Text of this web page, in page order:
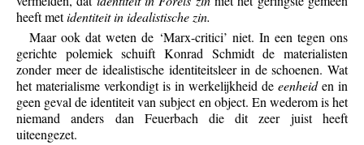
heeft metidentiteit in idealistische zin.
Maar ook dat weten de ‘Marx-critici’ niet. In een tegen ons
gerichte polemiek schuift Konrad Schmidt de materialisten
zonder meer de idealistische identiteitsleer in de schoenen. Wat
het materialisme verkondigt is in werkelijkheid de eenheiden in
geen geval de identiteit van subject en object. En wederom is het
niemand anders dan Feuerbach die dit zeer juist heeft
uiteengezet.